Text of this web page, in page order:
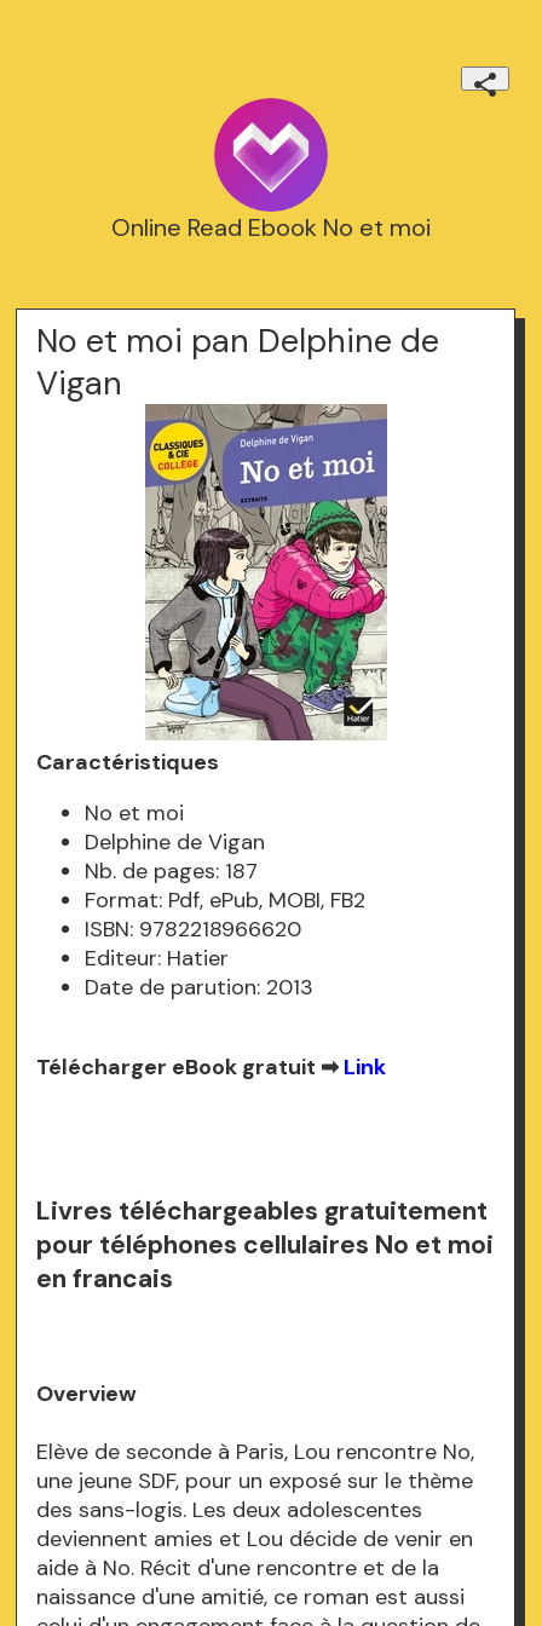
Online Read Ebook No et moi
No et moi pan Delphine de
Vigan
Caractéristiques
No et moi
Delphine de Vigan
Nb. de pages: 187
Format: Pdf, ePub, MOBI, FB2
ISBN: 9782218966620
Editeur: Hatier
Date de parution: 2013
Télécharger eBook gratuit ➡Link
Livres téléchargeables gratuitement
pour téléphones cellulaires No et moi
en francais
Overview
Elève de seconde à Paris, Lou rencontre No,
une jeune SDF, pour un exposé sur le thème
des sans-logis. Les deux adolescentes
deviennent amies et Lou décide de venir en
aide à No. Récit d'une rencontre et de la
naissance d'une amitié, ce roman est aussi